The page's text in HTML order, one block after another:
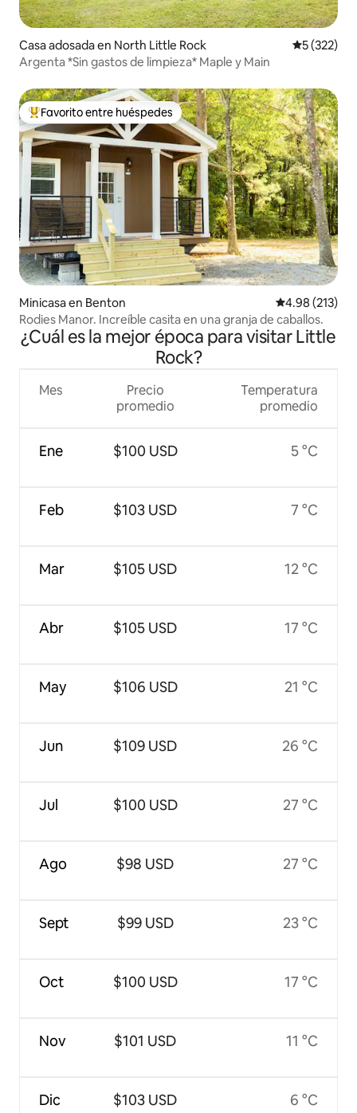
Casa adosada en North Little Rock
5 (322)
Argenta *Sin gastos de limpieza* Maple y Main
Favorito entre huéspedes preferido
Favorito entre huéspedes
Minicasa en Benton Calificación
4.98 (213)
Rodies Manor. Increíble casita en una granja de caballos.
¿Cuál es la mejor época para visitar Little
Rock?
Mes
Ene
Feb
Mar
Abr
May
Jun
Jul
Ago
Sept
Oct
Nov
Dic
Precio
promedio
$100 USD
$103 USD
$105 USD
$105 USD
$106 USD
$109 USD
$100 USD
$98 USD
$99 USD
$100 USD
$101 USD
$103 USD
Temperatura
promedio
5 °C
7 °C
12 °C
17 °C
21 °C
26 °C
27 °C
27 °C
23 °C
17 °C
11 °C
6 °C